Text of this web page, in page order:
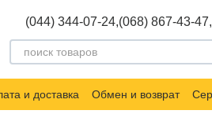
(044) 344-07-24,(068) 867-43-47,
и доставка Обмен и возврат